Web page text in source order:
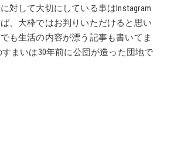
対して大切にしている事はInstagram
、大枠ではお判りいただけると思い
も生活の内容が漂う記事も書いてま
まいは30年前に公団が造った団地で